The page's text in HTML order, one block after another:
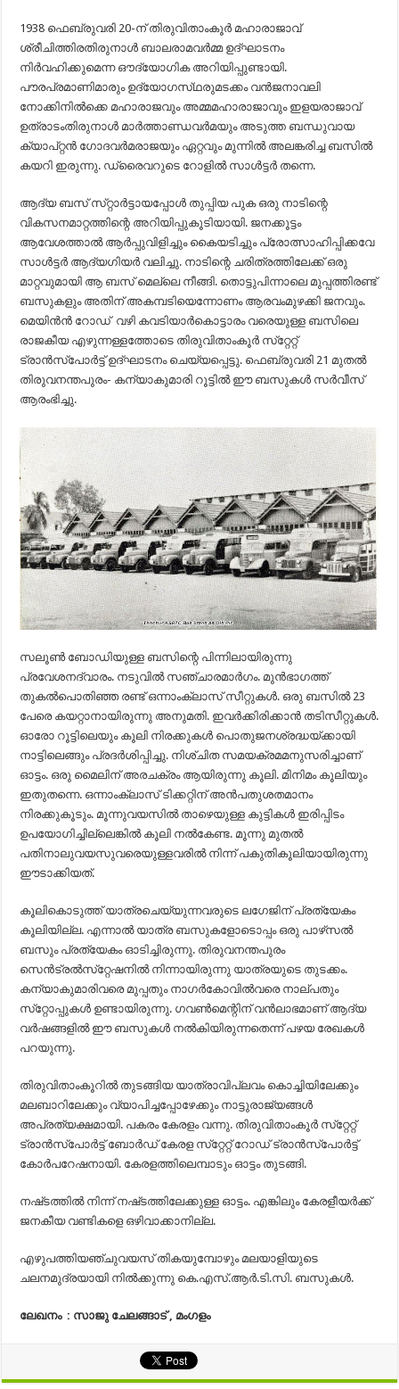
1938 ഫെബ്രുവരി 20-ന്‌ തിരുവിതാംകൂര്‍ മഹാരാജാവ്‌
ശ്രീചിത്തിരതിരുനാള്‍ ബാലരാമവര്‍മ്മ ഉദ്‌ഘാടനം
നിര്‍വഹിക്കുമെന്ന ഔദ്യോഗിക അറിയിപ്പുണ്ടായി.
പൗരപ്രമാണിമാരും ഉദ്യോഗസ്‌ഥരുമടക്കം വന്‍ജനാവലി
നോക്കിനില്‍ക്കെ മഹാരാജവും അമ്മമഹാരാജാവും ഇളയരാജാവ്‌
ഉത്രാടംതിരുനാള്‍ മാര്‍ത്താണ്ഡവര്‍മയും അടുത്ത ബന്ധുവായ
ക്യാപ്‌റ്റന്‍ ഗോദവര്‍മരാജയും ഏറ്റവും മുന്നില്‍ അലങ്കരിച്ച ബസില്‍
കയറി ഇരുന്നു. ഡ്രൈവറുടെ റോളില്‍ സാള്‍ട്ടര്‍ തന്നെ.
ആദ്യ ബസ്‌ സ്‌റ്റാര്‍ട്ടായപ്പോള്‍ തുപ്പിയ പുക ഒരു നാടിന്റെ
വികസനമാറ്റത്തിന്റെ അറിയിപ്പുകൂടിയായി. ജനക്കൂട്ടം
ആവേശത്താല്‍ ആര്‍പ്പുവിളിച്ചും കൈയടിച്ചും പ്രോത്സാഹിപ്പിക്കവേ
സാള്‍ട്ടര്‍ ആദ്യഗിയര്‍ വലിച്ചു. നാടിന്റെ ചരിത്രത്തിലേക്ക്‌ ഒരു
മാറ്റവുമായി ആ ബസ്‌ മെല്ലെ നീങ്ങി. തൊട്ടുപിന്നാലെ മുപ്പത്തിരണ്ട്‌
ബസുകളും അതിന്‌ അകമ്പടിയെന്നോണം ആരവംമുഴക്കി ജനവും.
മെയിന്‍ന്‍ റോഡ്‌ വഴി കവടിയാര്‍കൊട്ടാരം വരെയുള്ള ബസിലെ
രാജകീയ എഴുന്നള്ളത്തോടെ തിരുവിതാംകൂര്‍ സ്‌റ്റേറ്റ്‌
ട്രാന്‍സ്‌പോര്‍ട്ട്‌ ഉദ്‌ഘാടനം ചെയ്യപ്പെട്ടു. ഫെബ്രുവരി 21 മുതല്‍
തിരുവനന്തപുരം- കന്യാകുമാരി റൂട്ടില്‍ ഈ ബസുകള്‍ സര്‍വീസ്‌
ആരംഭിച്ചു.
സലൂണ്‍ ബോഡിയുള്ള ബസിന്റെ പിന്നിലായിരുന്നു
പ്രവേശനദ്വാരം. നടുവില്‍ സഞ്ചാരമാര്‍ഗം. മുന്‍ഭാഗത്ത്‌
തുകല്‍പൊതിഞ്ഞ രണ്ട്‌ ഒന്നാംക്ലാസ്‌ സീറ്റുകള്‍. ഒരു ബസില്‍ 23
പേരെ കയറ്റാനായിരുന്നു അനുമതി. ഇവര്‍ക്കിരിക്കാന്‍ തടിസീറ്റുകള്‍.
ഓരോ റൂട്ടിലെയും കൂലി നിരക്കുകള്‍ പൊതുജനശ്രദ്ധയ്‌ക്കായി
നാട്ടിലെങ്ങും പ്രദര്‍ശിപ്പിച്ചു. നിശ്‌ചിത സമയക്രമമനുസരിച്ചാണ്‌
ഓട്ടം. ഒരു മൈലിന്‌ അരചക്രം ആയിരുന്നു കൂലി. മിനിമം കൂലിയും
ഇതുതന്നെ. ഒന്നാംക്ലാസ്‌ ടിക്കറ്റിന്‌ അന്‍പതുശതമാനം
നിരക്കുകൂടും. മൂന്നുവയസില്‍ താഴെയുള്ള കുട്ടികള്‍ ഇരിപ്പിടം
ഉപയോഗിച്ചില്ലെങ്കില്‍ കൂലി നല്‍കേണ്ട. മൂന്നു മുതല്‍
പതിനാലുവയസുവരെയുള്ളവരില്‍ നിന്ന്‌ പകുതികൂലിയായിരുന്നു
ഈടാക്കിയത്‌.
കൂലികൊടുത്ത്‌ യാത്രചെയ്യുന്നവരുടെ ലഗേജിന്‌ പ്രത്യേകം
കൂലിയില്ല. എന്നാല്‍ യാത്ര ബസുകളോടൊപ്പം ഒരു പാഴ്‌സല്‍
ബസും പ്രത്യേകം ഓടിച്ചിരുന്നു. തിരുവനന്തപുരം
സെന്‍ട്രല്‍സ്‌റ്റേഷനില്‍ നിന്നായിരുന്നു യാത്രയുടെ തുടക്കം.
കന്യാകുമാരിവരെ മുപ്പതും നാഗര്‍കോവില്‍വരെ നാല്‌പതും
സ്‌റ്റോപ്പുകള്‍ ഉണ്ടായിരുന്നു. ഗവണ്‍മെന്റിന്‌ വന്‍ലാഭമാണ്‌ ആദ്യ
വര്‍ഷങ്ങളില്‍ ഈ ബസുകള്‍ നല്‍കിയിരുന്നതെന്ന്‌ പഴയ രേഖകള്‍
പറയുന്നു.
തിരുവിതാംകൂറില്‍ തുടങ്ങിയ യാത്രാവിപ്ലവം കൊച്ചിയിലേക്കും
മലബാറിലേക്കും വ്യാപിച്ചപ്പോഴേക്കും നാട്ടുരാജ്യങ്ങള്‍
അപ്രത്യക്ഷമായി. പകരം കേരളം വന്നു. തിരുവിതാംകൂര്‍ സ്‌റ്റേറ്റ്‌
ട്രാന്‍സ്‌പോര്‍ട്ട്‌ ബോര്‍ഡ്‌ കേരള സ്‌റ്റേറ്റ്‌ റോഡ്‌ ട്രാന്‍സ്‌പോര്‍ട്ട്‌
കോര്‍പറേഷനായി. കേരളത്തിലെമ്പാടും ഓട്ടം തുടങ്ങി.
നഷ്‌ടത്തില്‍ നിന്ന്‌ നഷ്‌ടത്തിലേക്കുള്ള ഓട്ടം. എങ്കിലും കേരളീയര്‍ക്ക്‌
ജനകീയ വണ്ടികളെ ഒഴിവാക്കാനില്ല.
എഴുപത്തിയഞ്ചുവയസ്‌ തികയുമ്പോഴും മലയാളിയുടെ
ചലനമുദ്രയായി നില്‍ക്കുന്നു കെ.എസ്‌.ആര്‍.ടി.സി. ബസുകള്‍.
ലേഖനം : സാജു ചേലങ്ങാട്‌ , മംഗളം